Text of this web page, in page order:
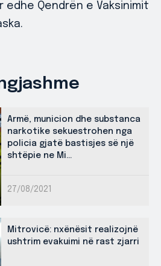
edhe Qendrën e Vaksinimit
Armë, municion dhe substanca
narkotike sekuestrohen nga
policia gjatë bastisjes së një
shtëpie ne Mi...
27/08/2021
Mitrovicë: nxënësit realizojnë
ushtrim evakuimi në rast zjarri